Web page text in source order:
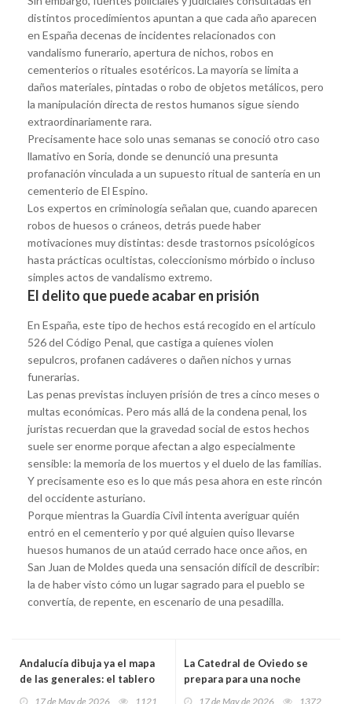
distintos procedimientos apuntan a que cada año aparecen
en España decenas de incidentes relacionados con
vandalismo funerario, apertura de nichos, robos en
cementerios o rituales esotéricos. La mayoría se limita a
daños materiales, pintadas o robo de objetos metálicos, pero
la manipulación directa de restos humanos sigue siendo
extraordinariamente rara.
Precisamente hace solo unas semanas se conoció otro caso
llamativo en Soria, donde se denunció una presunta
profanación vinculada a un supuesto ritual de santería en un
cementerio de El Espino.
Los expertos en criminología señalan que, cuando aparecen
robos de huesos o cráneos, detrás puede haber
motivaciones muy distintas: desde trastornos psicológicos
hasta prácticas ocultistas, coleccionismo mórbido o incluso
simples actos de vandalismo extremo.
El delito que puede acabar en prisión
En España, este tipo de hechos está recogido en el artículo
526 del Código Penal, que castiga a quienes violen
sepulcros, profanen cadáveres o dañen nichos y urnas
funerarias.
Las penas previstas incluyen prisión de tres a cinco meses o
multas económicas. Pero más allá de la condena penal, los
juristas recuerdan que la gravedad social de estos hechos
suele ser enorme porque afectan a algo especialmente
sensible: la memoria de los muertos y el duelo de las familias.
Y precisamente eso es lo que más pesa ahora en este rincón
del occidente asturiano.
Porque mientras la Guardia Civil intenta averiguar quién
entró en el cementerio y por qué alguien quiso llevarse
huesos humanos de un ataúd cerrado hace once años, en
San Juan de Moldes queda una sensación difícil de describir:
la de haber visto cómo un lugar sagrado para el pueblo se
convertía, de repente, en escenario de una pesadilla.
Andalucía dibuja ya el mapa
de las generales: el tablero
17 de May de 2026 1121
La Catedral de Oviedo se
prepara para una noche
17 de May de 2026 1372